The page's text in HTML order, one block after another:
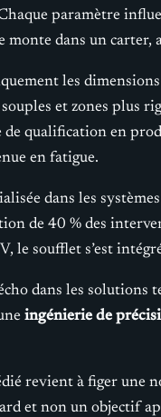
paramètre
dans un carter,
les
et zones plus
qualification en
en fatigue.
dans les
de 40 % des
le soufflet s’est
dans les solutions
ingénierie de
revient à figer une
et non un objectif